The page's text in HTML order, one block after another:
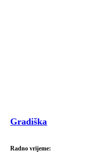
Gradiška
Radno vrijeme: